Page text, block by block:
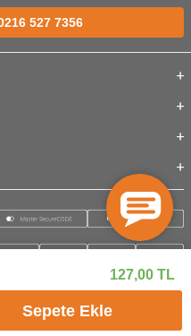
527 7356
hakları saklıdır.
Hazırlanmıştır.
127,00 TL
Sepete Ekle